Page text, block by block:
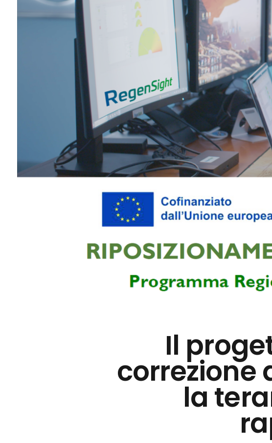
Il
correzione
la